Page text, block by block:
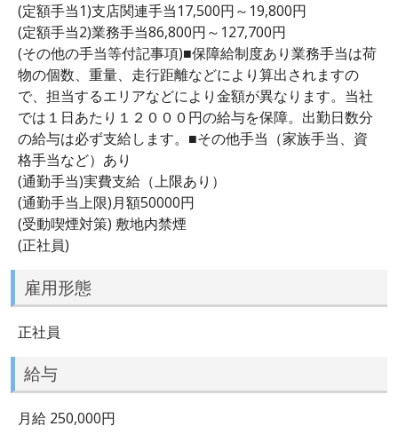
(定額手当1)支店関連手当17,500円～19,800円
(定額手当2)業務手当86,800円～127,700円
(その他の手当等付記事項)■保障給制度あり業務手当は荷
物の個数、重量、走行距離などにより算出されますの
で、担当するエリアなどにより金額が異なります。当社
では１日あたり１２０００円の給与を保障。出勤日数分
の給与は必ず支給します。■その他手当（家族手当、資
格手当など）あり
(通勤手当)実費支給（上限あり）
(通勤手当上限)月額50000円
(受動喫煙対策) 敷地内禁煙
(正社員)
雇用形態
正社員
給与
月給 250,000円